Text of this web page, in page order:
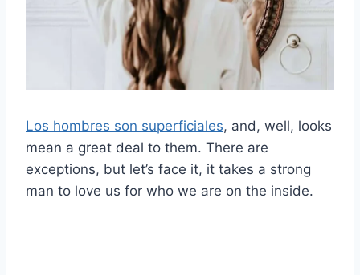
Los hombres son superficiales, and, well, looks
mean a great deal to them. There are
exceptions, but let’s face it, it takes a strong
man to love us for who we are on the inside.